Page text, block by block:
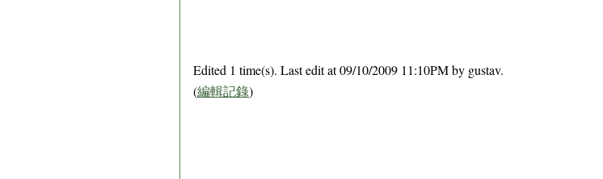
Edited 1 time(s). Last edit at 09/10/2009 11:10PM by gustav.
(編輯記錄)